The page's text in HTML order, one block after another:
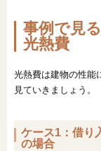
事例で見
光熱費
光熱費は建物の性能
見ていきましょう。
ケース1：借り
の場合